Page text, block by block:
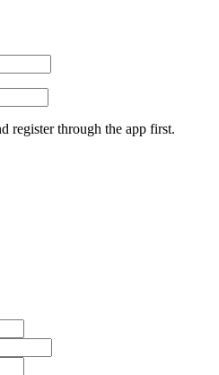
register through the app first.